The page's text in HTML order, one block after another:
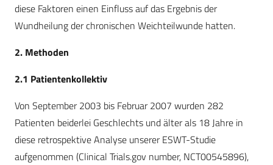
diese Faktoren einen Einfluss auf das Ergebnis der
Wundheilung der chronischen Weichteilwunde hatten.
2. Methoden
2.1 Patientenkollektiv
Von September 2003 bis Februar 2007 wurden 282
Patienten beiderlei Geschlechts und älter als 18 Jahre in
diese retrospektive Analyse unserer ESWT-Studie
aufgenommen (Clinical Trials.gov number, NCT00545896),